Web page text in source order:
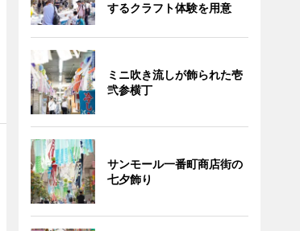
するクラフト体験を用意
ミニ吹き流しが飾られた壱
弐参横丁
サンモール一番町商店街の
七夕飾り